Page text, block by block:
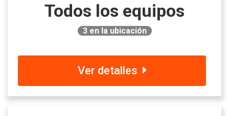
Todos los equipos
3en la ubicación
Ver detalles